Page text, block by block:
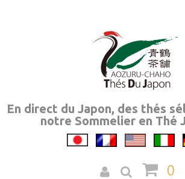
En direct du Japon, des thés
notre Sommelier en Thé
0